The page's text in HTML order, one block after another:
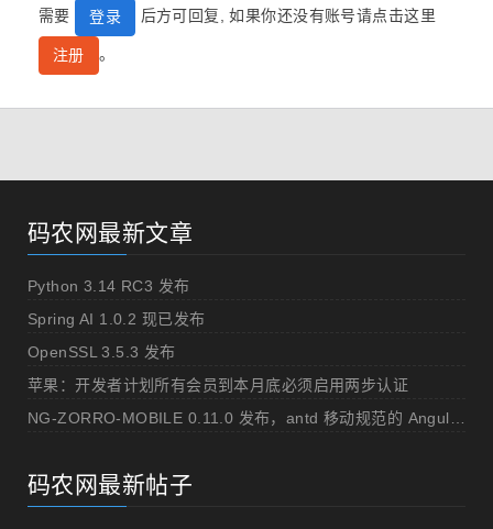
需要 登录 后方可回复, 如果你还没有账号请点击这里
注册 。
码农网最新文章
Python 3.14 RC3 发布
Spring AI 1.0.2 现已发布
OpenSSL 3.5.3 发布
苹果：开发者计划所有会员到本月底必须启用两步认证
码农网最新帖子